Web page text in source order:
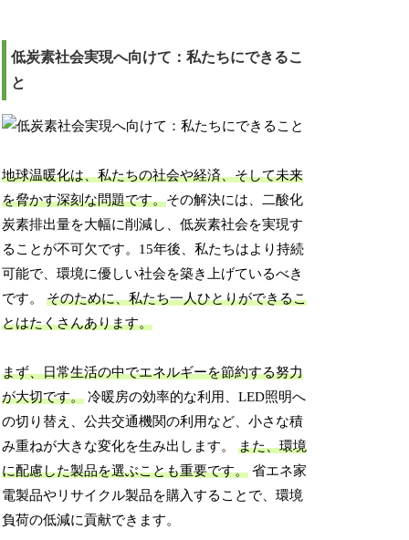
低炭素社会実現へ向けて：私たちにできるこ
と
地球温暖化は、私たちの社会や経済、そして未来
を脅かす深刻な問題です。その解決には、二酸化
炭素排出量を大幅に削減し、低炭素社会を実現す
ることが不可欠です。15年後、私たちはより持続
可能で、環境に優しい社会を築き上げているべき
です。そのために、私たち一人ひとりができるこ
とはたくさんあります。
まず、日常生活の中でエネルギーを節約する努力
が大切です。 冷暖房の効率的な利用、LED照明へ
の切り替え、公共交通機関の利用など、小さな積
み重ねが大きな変化を生み出します。また、環境
に配慮した製品を選ぶことも重要です。 省エネ家
電製品やリサイクル製品を購入することで、環境
負荷の低減に貢献できます。